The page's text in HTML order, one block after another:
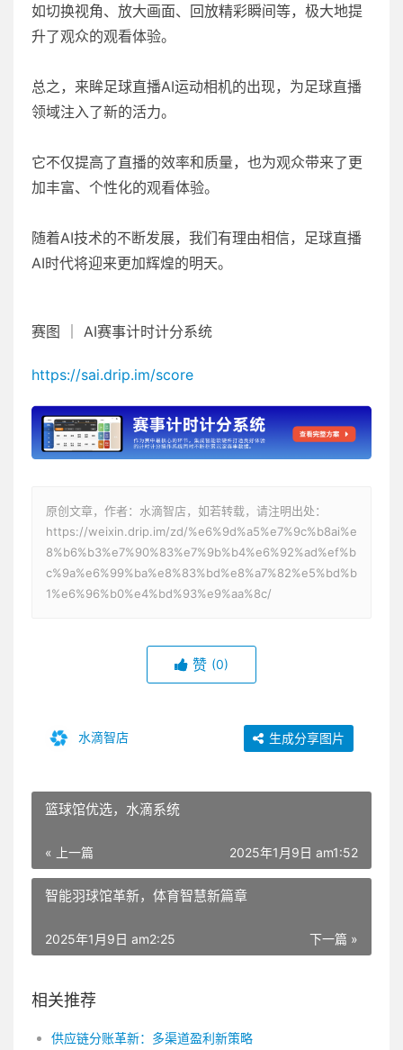
如切换视角、放大画面、回放精彩瞬间等，极大地提
升了观众的观看体验。
总之，来眸足球直播AI运动相机的出现，为足球直播
领域注入了新的活力。
它不仅提高了直播的效率和质量，也为观众带来了更
加丰富、个性化的观看体验。
随着AI技术的不断发展，我们有理由相信，足球直播
AI时代将迎来更加辉煌的明天。
赛图 ｜ AI赛事计时计分系统
https://sai.drip.im/score
原创文章，作者：水滴智店，如若转载，请注明出处：
https://weixin.drip.im/zd/%e6%9d%a5%e7%9c%b8ai%e
8%b6%b3%e7%90%83%e7%9b%b4%e6%92%ad%ef%b
c%9a%e6%99%ba%e8%83%bd%e8%a7%82%e5%bd%b
1%e6%96%b0%e4%bd%93%e9%aa%8c/
赞 (0)
水滴智店 生成分享图片
篮球馆优选，水滴系统
« 上一篇 2025年1月9日 am1:52
智能羽球馆革新，体育智慧新篇章
下一篇 »
2025年1月9日 am2:25
相关推荐
供应链分账革新：多渠道盈利新策略